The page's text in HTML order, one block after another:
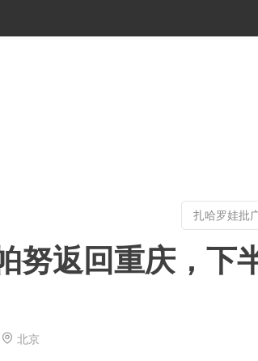
努返回重庆，下
北京